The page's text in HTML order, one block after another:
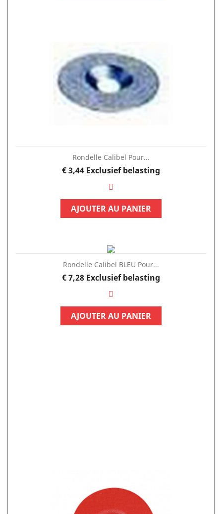
Rondelle Calibel Pour...
Prijs
€ 3,44 Exclusief belasting
AJOUTER AU PANIER
Rondelle Calibel BLEU Pour...
Prijs
€ 7,28 Exclusief belasting
AJOUTER AU PANIER